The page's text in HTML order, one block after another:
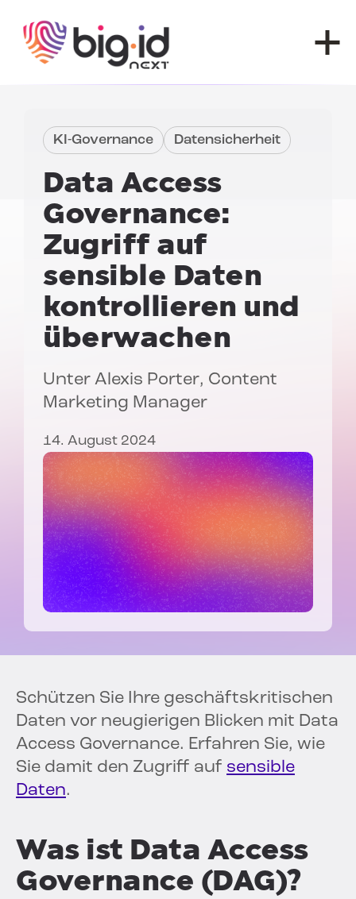
KI-Governance Datensicherheit
Data Access
Governance:
Zugriff auf
sensible Daten
kontrollieren und
überwachen
Unter Alexis Porter, Content
Marketing Manager
14. August 2024
Schützen Sie Ihre geschäftskritischen
Daten vor neugierigen Blicken mit Data
Access Governance. Erfahren Sie, wie
Sie damit den Zugriff auf sensible
Daten.
Was ist Data Access
Governance (DAG)?